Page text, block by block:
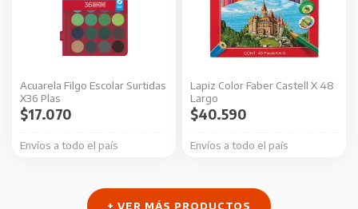
Acuarela Filgo Escolar Surtidas
X36 Plas
Envíos a todo el país
$17.070
Lapiz Color Faber Castell X 48
Largo
Envíos a todo el país
$40.590
+ VER MÁS PRODUCTOS